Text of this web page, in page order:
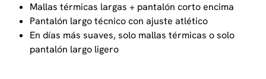
Mallas térmicas largas + pantalón corto encima
Pantalón largo técnico con ajuste atlético
En días más suaves, solo mallas térmicas o solo
pantalón largo ligero